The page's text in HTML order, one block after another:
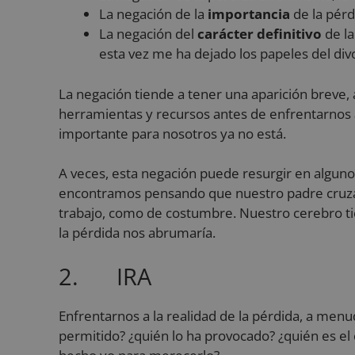
La negación de la importancia de la
La negación del carácter definitivo de
esta vez me ha dejado los papeles del
La negación tiende a tener una aparición
herramientas y recursos antes de
importante para nosotros ya no está.
A veces, esta negación puede resurgir en
encontramos pensando que nuestro padre
trabajo, como de costumbre. Nuestro cerebro
la pérdida nos abrumaría.
2. IRA
Enfrentarnos a la realidad de la pérdida, a
permitido? ¿quién lo ha provocado? ¿quién es
Nombre
_ga_PP2LL4LHP4
sbjs_current_add
_gcl_au
_fbp
Nombre
__Secure-YNID